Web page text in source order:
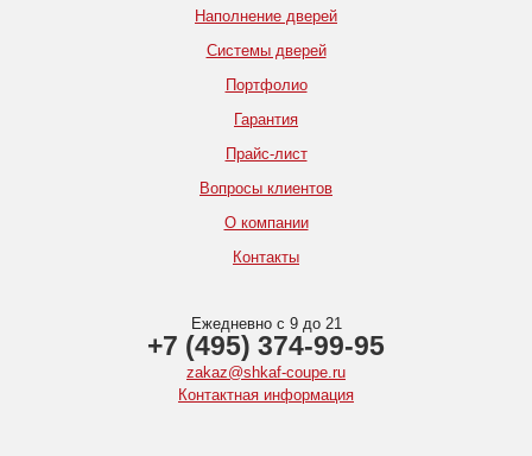
Наполнение дверей
Системы дверей
Портфолио
Гарантия
Прайс-лист
Вопросы клиентов
О компании
Контакты
Ежедневно с 9 до 21
+7 (495) 374-99-95
zakaz@shkaf-coupe.ru
Контактная информация